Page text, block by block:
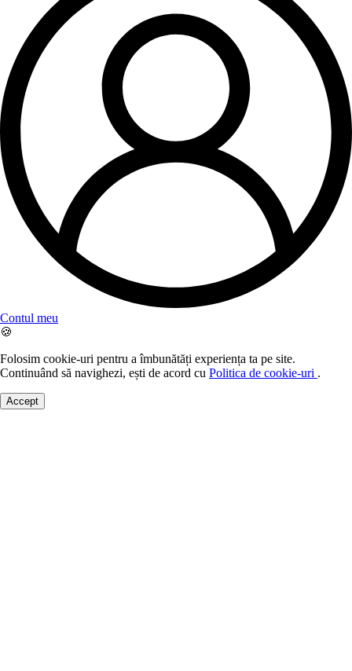
Contul meu
🍪
Folosim cookie-uri pentru a îmbunătăți experiența ta pe site.
Continuând să navighezi, ești de acord cu Politica de cookie-uri .
Accept